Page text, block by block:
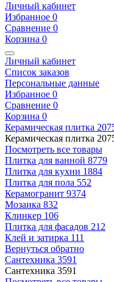
Личный кабинет
Избранное 0
Сравнение 0
Корзина 0
Личный кабинет
Список заказов
Персональные данные
Избранное 0
Сравнение 0
Корзина 0
Керамическая плитка
Керамическая плитка
Посмотреть все товары
Плитка для ванной 8779
Плитка для кухни 1884
Плитка для пола 552
Керамогранит 9374
Мозаика 832
Клинкер 106
Плитка для фасадов 212
Клей и затирка 111
Вернуться обратно
Сантехника 3591
Сантехника 3591